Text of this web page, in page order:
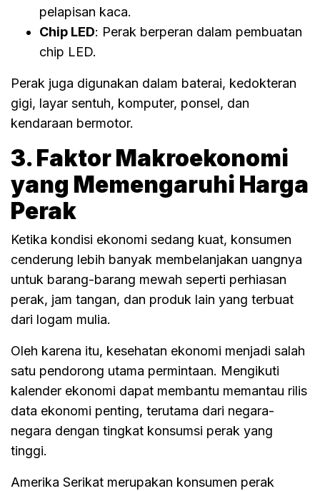
pelapisan kaca.
Chip LED: Perak berperan dalam pembuatan
chip LED.
Perak juga digunakan dalam baterai, kedokteran
gigi, layar sentuh, komputer, ponsel, dan
kendaraan bermotor.
3. Faktor Makroekonomi
yang Memengaruhi Harga
Perak
Ketika kondisi ekonomi sedang kuat, konsumen
cenderung lebih banyak membelanjakan uangnya
untuk barang-barang mewah seperti perhiasan
perak, jam tangan, dan produk lain yang terbuat
dari logam mulia.
Oleh karena itu, kesehatan ekonomi menjadi salah
satu pendorong utama permintaan. Mengikuti
kalender ekonomi dapat membantu memantau rilis
data ekonomi penting, terutama dari negara-
negara dengan tingkat konsumsi perak yang
tinggi.
Amerika Serikat merupakan konsumen perak